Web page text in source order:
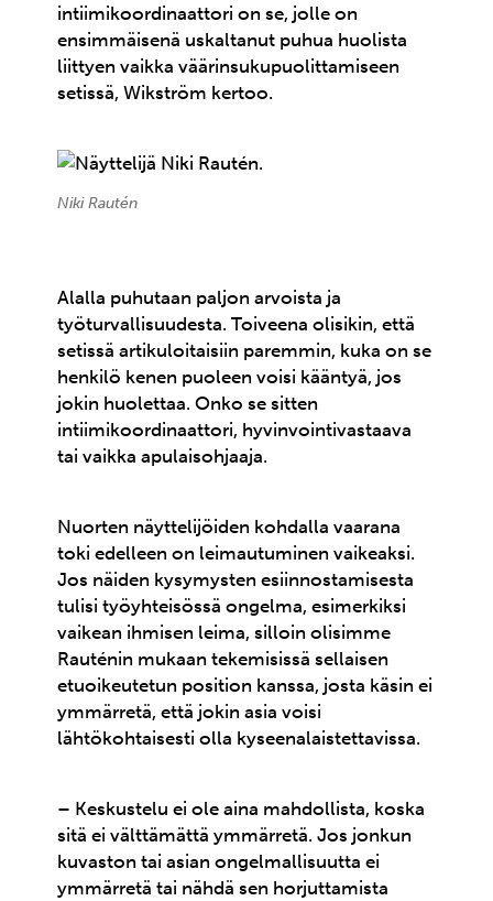
intiimikoordinaattori on se, jolle on
ensimmäisenä uskaltanut puhua huolista
liittyen vaikka väärinsukupuolittamiseen
setissä, Wikström kertoo.
Niki Rautén
Alalla puhutaan paljon arvoista ja
työturvallisuudesta. Toiveena olisikin, että
setissä artikuloitaisiin paremmin, kuka on se
henkilö kenen puoleen voisi kääntyä, jos
jokin huolettaa. Onko se sitten
intiimikoordinaattori, hyvinvointivastaava
tai vaikka apulaisohjaaja.
Nuorten näyttelijöiden kohdalla vaarana
toki edelleen on leimautuminen vaikeaksi.
Jos näiden kysymysten esiinnostamisesta
tulisi työyhteisössä ongelma, esimerkiksi
vaikean ihmisen leima, silloin olisimme
Rauténin mukaan tekemisissä sellaisen
etuoikeutetun position kanssa, josta käsin ei
ymmärretä, että jokin asia voisi
lähtökohtaisesti olla kyseenalaistettavissa.
– Keskustelu ei ole aina mahdollista, koska
sitä ei välttämättä ymmärretä. Jos jonkun
kuvaston tai asian ongelmallisuutta ei
ymmärretä tai nähdä sen horjuttamista